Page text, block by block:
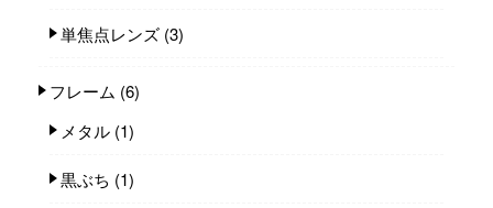
単焦点レンズ (3)
フレーム (6)
メタル (1)
黒ぶち (1)